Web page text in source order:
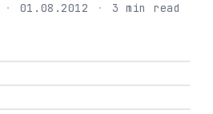
· 01.08.2012 · 3 min read